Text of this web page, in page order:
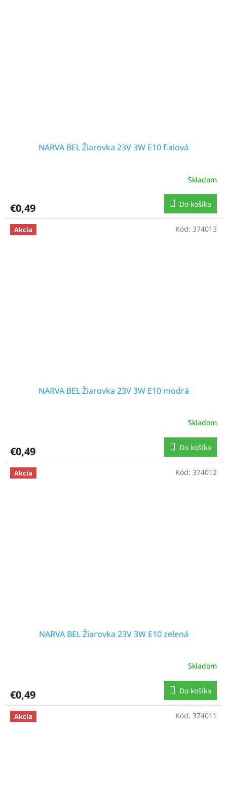
NARVA BEL Žiarovka 23V 3W E10 fialová
Skladom
€0,49 Do košíka
Akcia
NARVA BEL Žiarovka 23V 3W E10 modrá
Skladom
€0,49 Do košíka
Kód: 374013
Akcia
NARVA BEL Žiarovka 23V 3W E10 zelená
Skladom
€0,49 Do košíka
Kód: 374012
Akcia Kód: 374011